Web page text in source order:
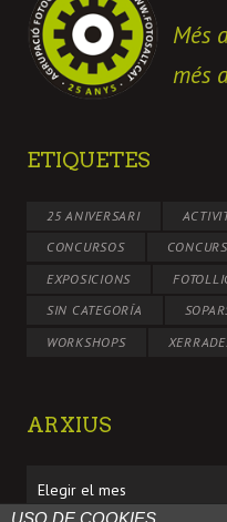
Més
més
ETIQUETES
25 ANIVERSARI
CONCURSOS
EXPOSICIONS
SIN CATEGORÍA
WORKSHOPS
ARXIUS
USO DE COOKIES